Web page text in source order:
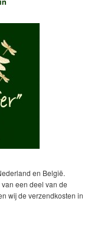
en België.
een deel van de
wij de verzendkosten in